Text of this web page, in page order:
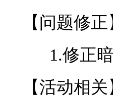
【问题修正
1.修正暗之
【活动相关